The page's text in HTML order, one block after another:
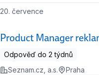
Product Manager
20. července
Odpověď do 2 týdnů
Seznam.cz, a.s.
Praha